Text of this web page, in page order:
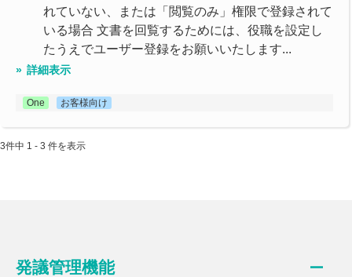
れていない、または「閲覧のみ」権限で登録されて
いる場合 文書を回覧するためには、役職を設定し
たうえでユーザー登録をお願いいたします...
詳細表示
One お客様向け
3件中 1 - 3 件を表示
発議管理機能